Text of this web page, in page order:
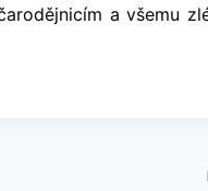
a všemu